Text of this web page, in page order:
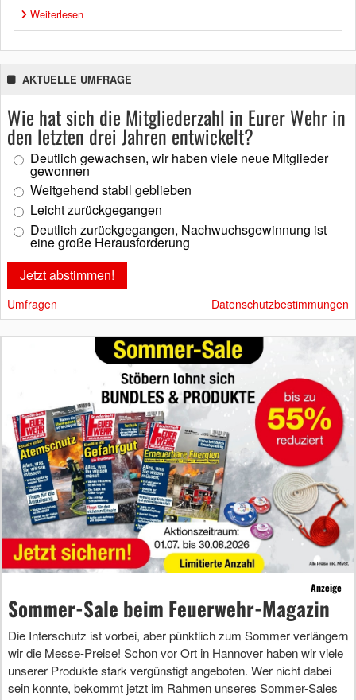
Weiterlesen
AKTUELLE UMFRAGE
Wie hat sich die Mitgliederzahl in Eurer Wehr in
den letzten drei Jahren entwickelt?
Deutlich gewachsen, wir haben viele neue Mitglieder
gewonnen
Weitgehend stabil geblieben
Leicht zurückgegangen
Deutlich zurückgegangen, Nachwuchsgewinnung ist
eine große Herausforderung
Umfragen Datenschutzbestimmungen
Anzeige
Sommer-Sale beim Feuerwehr-Magazin
Die Interschutz ist vorbei, aber pünktlich zum Sommer verlängern
wir die Messe-Preise! Schon vor Ort in Hannover haben wir viele
unserer Produkte stark vergünstigt angeboten. Wer nicht dabei
sein konnte, bekommt jetzt im Rahmen unseres Sommer-Sales